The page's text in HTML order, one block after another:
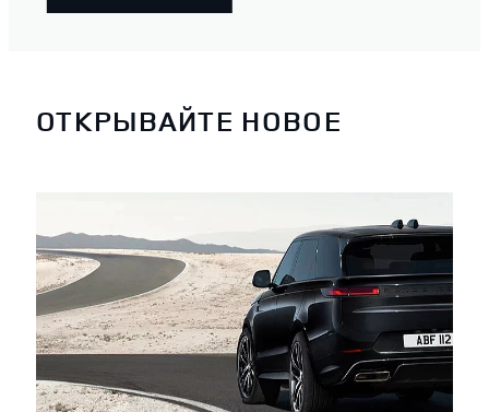
ОТКРЫВАЙТЕ НОВОЕ